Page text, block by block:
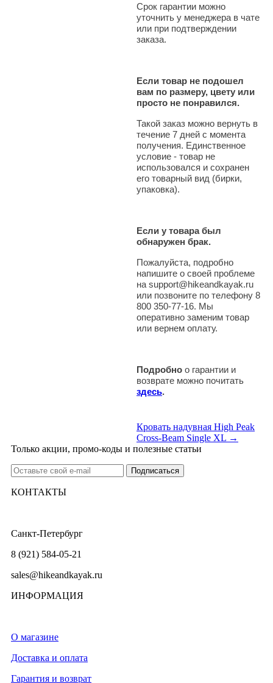
Срок гарантии можно
уточнить у менеджера в чате
или при подтверждении
заказа.
Если товар не подошел
вам по размеру, цвету или
просто не понравился.
Такой заказ можно вернуть в
течение 7 дней с момента
получения. Единственное
условие - товар не
использовался и сохранен
его товарный вид (бирки,
упаковка).
Если у товара был
обнаружен брак.
Пожалуйста, подробно
напишите о своей проблеме
на support@hikeandkayak.ru
или позвоните по телефону 8
800 350-77-16. Мы
оперативно заменим товар
или вернем оплату.
Подробно о гарантии и
возврате можно почитать
здесь.
Кровать надувная High Peak
Cross-Beam Single XL →
Только акции, промо-коды и полезные статьи
КОНТАКТЫ
Санкт-Петербург
8 (921) 584-05-21
sales@hikeandkayak.ru
ИНФОРМАЦИЯ
О магазине
Доставка и оплата
Гарантия и возврат